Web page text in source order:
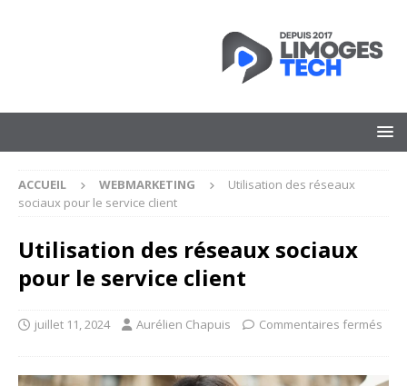
ACCUEIL WEBMARKETING
Utilisation des réseaux
sociaux pour le service client
Utilisation des réseaux sociaux
pour le service client
juillet 11, 2024 Aurélien Chapuis Commentaires fermés